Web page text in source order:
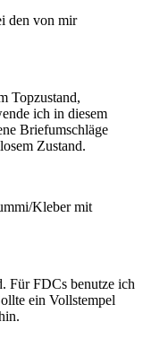
den von mir
Topzustand,
ich in diesem
Briefumschläge
Zustand.
Kleber mit
Für FDCs benutze ich
ein Vollstempel